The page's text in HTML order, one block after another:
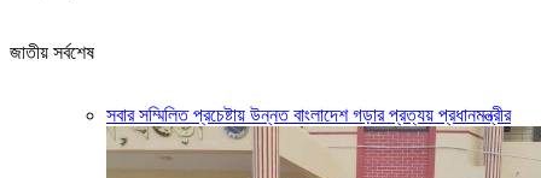
জাতীয় সর্বশেষ
সবার সম্মিলিত প্রচেষ্টায় উন্নত বাংলাদেশ গড়ার প্রত্যয় প্রধানমন্ত্রীর